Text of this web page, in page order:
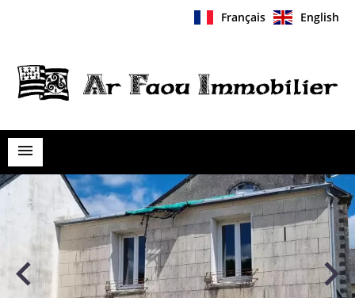
Français English